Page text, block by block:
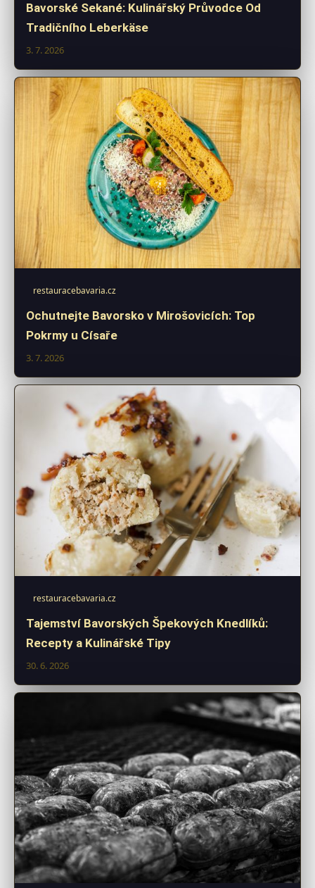
Bavorské Sekané: Kulinářský Průvodce Od
Tradičního Leberkäse
3. 7. 2026
restauracebavaria.cz
Ochutnejte Bavorsko v Mirošovicích: Top
Pokrmy u Císaře
3. 7. 2026
restauracebavaria.cz
Tajemství Bavorských Špekových Knedlíků:
Recepty a Kulinářské Tipy
30. 6. 2026